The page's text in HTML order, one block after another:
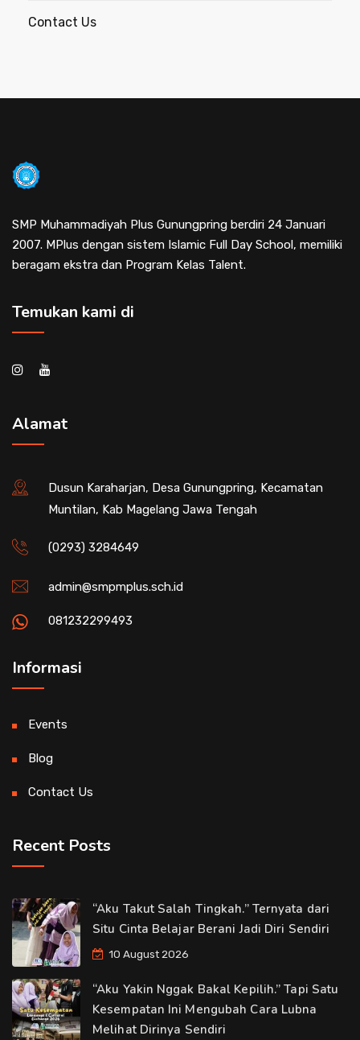
Contact Us
SMP Muhammadiyah Plus Gunungpring berdiri 24 Januari
2007. MPlus dengan sistem Islamic Full Day School, memiliki
beragam ekstra dan Program Kelas Talent.
Temukan kami di
Alamat
Dusun Karaharjan, Desa Gunungpring, Kecamatan
Muntilan, Kab Magelang Jawa Tengah
(0293) 3284649
admin@smpmplus.sch.id
081232299493
Informasi
Events
Blog
Contact Us
Recent Posts
“Aku Takut Salah Tingkah.” Ternyata dari
Situ Cinta Belajar Berani Jadi Diri Sendiri
10 August 2026
“Aku Yakin Nggak Bakal Kepilih.” Tapi Satu
Kesempatan Ini Mengubah Cara Lubna
Melihat Dirinya Sendiri